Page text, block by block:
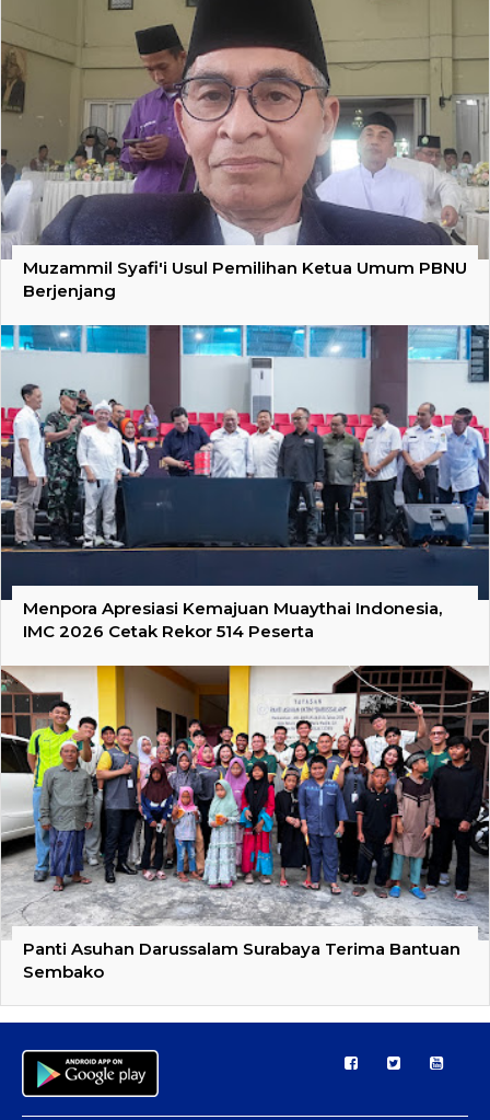
Muzammil Syafi'i Usul Pemilihan Ketua Umum PBNU
Berjenjang
Menpora Apresiasi Kemajuan Muaythai Indonesia,
IMC 2026 Cetak Rekor 514 Peserta
Panti Asuhan Darussalam Surabaya Terima Bantuan
Sembako